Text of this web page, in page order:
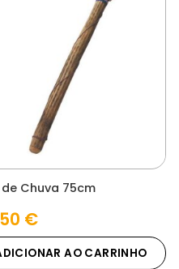
Chuva 75cm
€
AO CARRINHO